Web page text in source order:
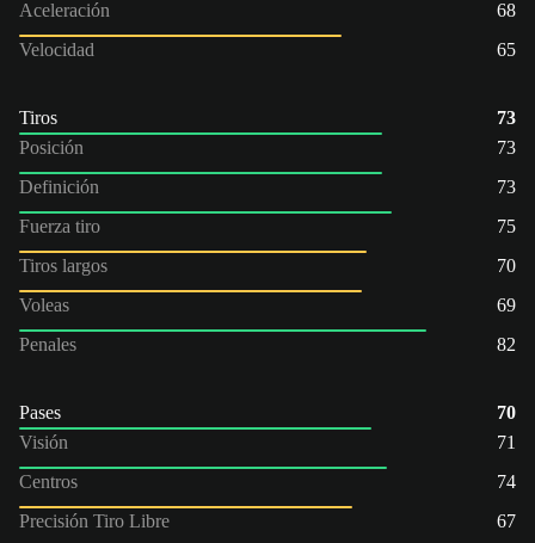
Aceleración
68
Velocidad
65
Tiros
73
Posición
73
Definición
73
Fuerza tiro
75
Tiros largos
70
Voleas
69
Penales
82
Pases
70
Visión
71
Centros
74
Precisión Tiro Libre
67